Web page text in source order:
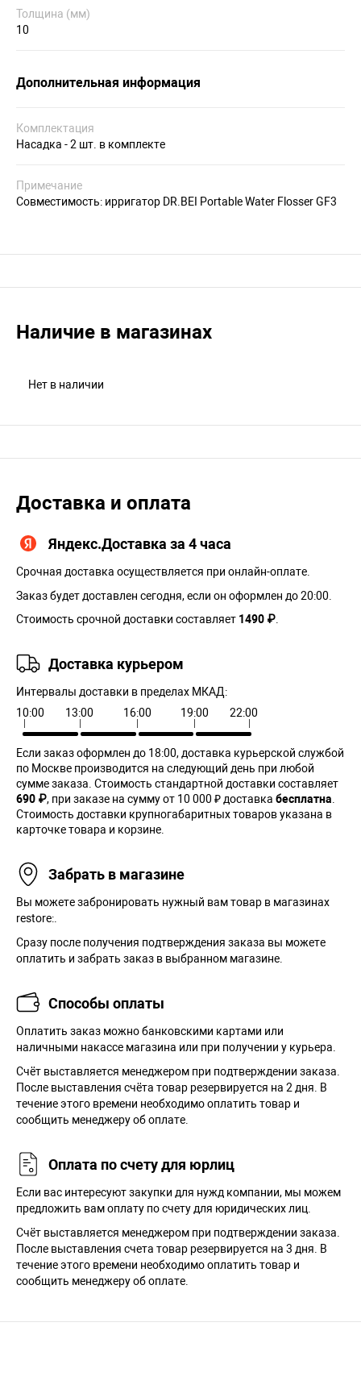
Толщина (мм)
10
Дополнительная информация
Комплектация
Насадка - 2 шт. в комплекте
Примечание
Совместимость: ирригатор DR.BEI Portable Water Flosser GF3
Наличие в магазинах
Нет в наличии
Доставка и оплата
Яндекс.Доставка за 4 часа
Срочная доставка осуществляется при онлайн-оплате.
Заказ будет доставлен сегодня, если он оформлен до 20:00.
Стоимость срочной доставки составляет 1490 ₽
Доставка курьером
Интервалы доставки в пределах МКАД:
10:00
13:00 16:00 19:00 22:00
Если заказ оформлен до 18:00, доставка курьерской службой
по Москве производится на следующий день при любой
сумме заказа. Cтоимость стандартной доставки составляет
690 ₽, при заказе на сумму от 10 000 ₽ доставка бесплатна
Стоимость доставки крупногабаритных товаров указана в
карточке товара и корзине.
Забрать в магазине
Вы можете забронировать нужный вам товар в магазинах
restore:.
Сразу после получения подтверждения заказа вы можете
оплатить и забрать заказ в выбранном магазине.
Способы оплаты
Оплатить заказ можно банковскими картами или
наличными накассе магазина или при получении у курьера.
Cчёт выставляется менеджером при подтверждении заказа.
После выставления счёта товар резервируется на 2 дня. В
течение этого времени необходимо оплатить товар и
сообщить менеджеру об оплате.
Оплата по счету для юрлиц
Если вас интересуют закупки для нужд компании, мы можем
предложить вам оплату по счету для юридических лиц.
Счёт выставляется менеджером при подтверждении заказа.
После выставления счета товар резервируется на 3 дня. В
течение этого времени необходимо оплатить товар и
сообщить менеджеру об оплате.